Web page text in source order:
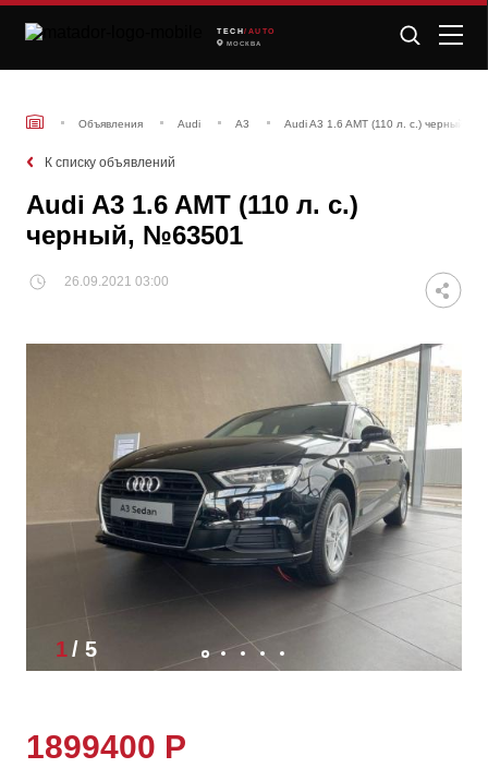
TECH /AUTO
МОСКВА
Объявления Audi A3 Audi A3 1.6 AMT (110 л. с.) черный,
К списку объявлений
Audi A3 1.6 AMT (110 л. с.)
черный, №63501
26.09.2021 03:00
1/ 5
1899400 Р